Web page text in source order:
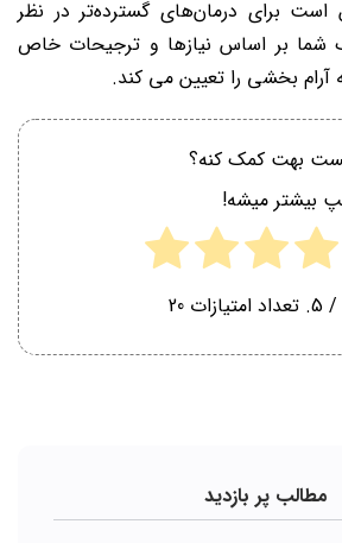
برای درمان‌های گسترده‌تر در نظر
شما بر اساس نیازها و ترجیحات خاص
آرام بخشی را تعیین می کند.
بهت کمک کنه؟
بیشتر میشه!
/ 5. تعداد امتیازات 20
مطالب پر بازدید